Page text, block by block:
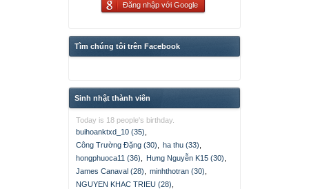
Đăng nhập với Google
Tìm chúng tôi trên Facebook
Sinh nhật thành viên
Today is 18 people's birthday.
buihoanktxd_10 (35)
Công Trường Đặng (30)
ha thu (33)
hongphuoca11 (36)
Hưng Nguyễn K15 (30)
James Canaval (28)
minhthotran (30)
NGUYEN KHAC TRIEU (28)